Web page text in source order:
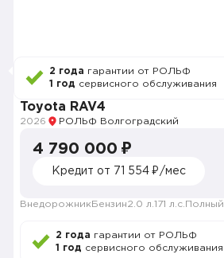
2 года гарантии от РОЛЬФ
1 год сервисного обслуживания
Toyota RAV4
2026 РОЛЬФ Волгоградский
4 790 000 ₽
Кредит от 71 554 ₽/мес
Внедорожник Бензин2.0 л. 171 л.с. Полный
2 года гарантии от РОЛЬФ
1 год сервисного обслуживания